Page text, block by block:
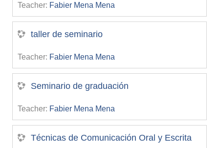
Teacher: Fabier Mena Mena
taller de seminario
Teacher: Fabier Mena Mena
Seminario de graduación
Teacher: Fabier Mena Mena
Técnicas de Comunicación Oral y Escrita